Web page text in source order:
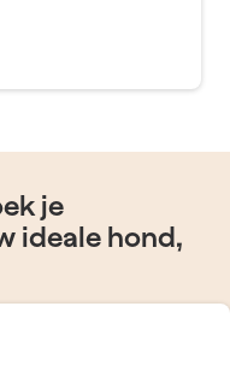
je
ideale hond,